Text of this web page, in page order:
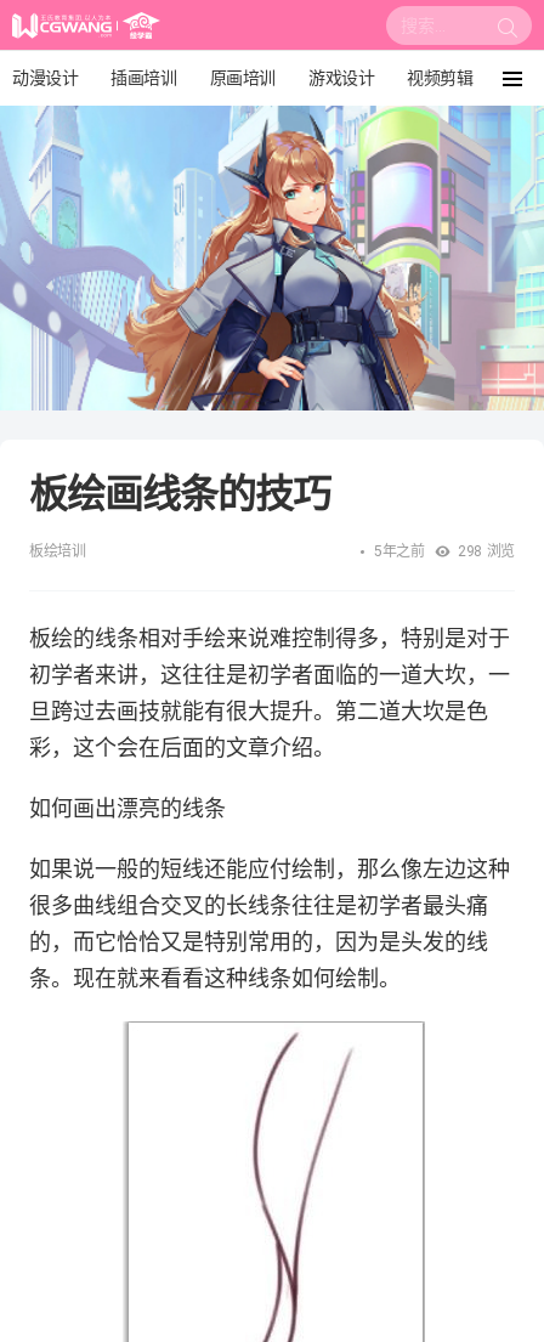
搜
索:
动漫设计 插画培训 原画培训 游戏设计 视频剪辑
影视后期 培训课程 动画设计
漫画设计 绘画教程 板绘培训
单
板绘画线条的技巧
板绘培训 5年之前 298 浏览
板绘的线条相对手绘来说难控制得多，特别是对于
初学者来讲，这往往是初学者面临的一道大坎，一
旦跨过去画技就能有很大提升。第二道大坎是色
彩，这个会在后面的文章介绍。
如何画出漂亮的线条
如果说一般的短线还能应付绘制，那么像左边这种
很多曲线组合交叉的长线条往往是初学者最头痛
的，而它恰恰又是特别常用的，因为是头发的线
条。现在就来看看这种线条如何绘制。